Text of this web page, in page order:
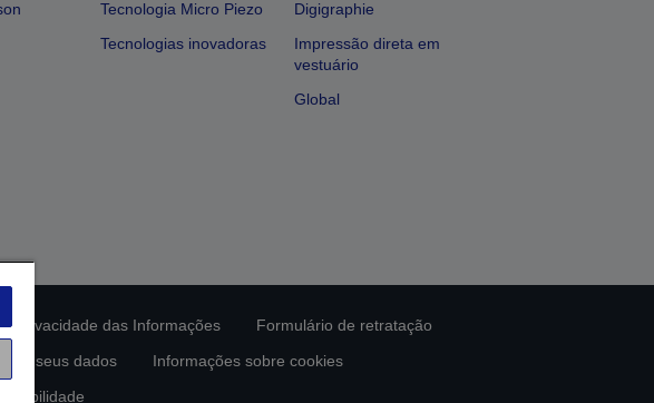
Tecnologia Micro Piezo
Tecnologias inovadoras
Digigraphie
Impressão direta em
vestuário
Global
Privacidade das Informações
Formulário de retratação
os seus dados
Informações sobre cookies